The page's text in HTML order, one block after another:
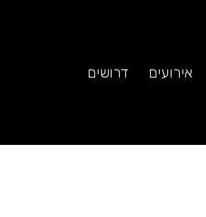
אירועים דרושים